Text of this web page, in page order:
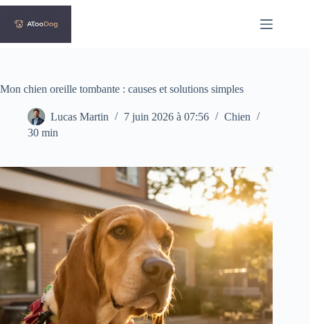
Passer
contenu
Mon chien oreille tombante : causes et solutions simples
Lucas Martin 7 juin 2026 à 07:56
Chien
30 min